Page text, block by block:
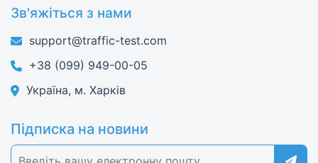
Зв'яжіться з нами
support@traffic-test.com
+38 (099) 949-00-05
Україна, м. Харків
Підписка на новини